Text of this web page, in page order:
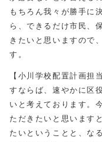
もちろん我々が勝手に
ら、できるだけ市民、
きたいと思いますので
す。
【小川学校配置計画
すならば、速やかに区
いと考えております。
ただきたいと思います
たいということと、な